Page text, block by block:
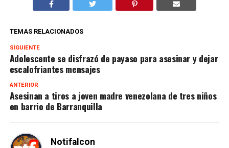
TEMAS RELACIONADOS
SIGUIENTE
Adolescente se disfrazó de payaso para asesinar y dejar
escalofriantes mensajes
ANTERIOR
Asesinan a tiros a joven madre venezolana de tres niños
en barrio de Barranquilla
Notifalcon